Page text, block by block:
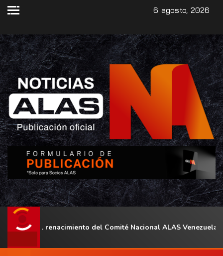
6 agosto, 2026
renacimiento del Comité Nacional ALAS Venezuela